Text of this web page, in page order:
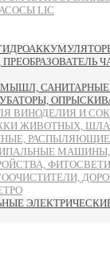
LIC
ВИНОДЕЛИЯ И
ЖИВОТНЫХ,
РАСПЫЛЯЮЩИЕ
МАШИНЫ,